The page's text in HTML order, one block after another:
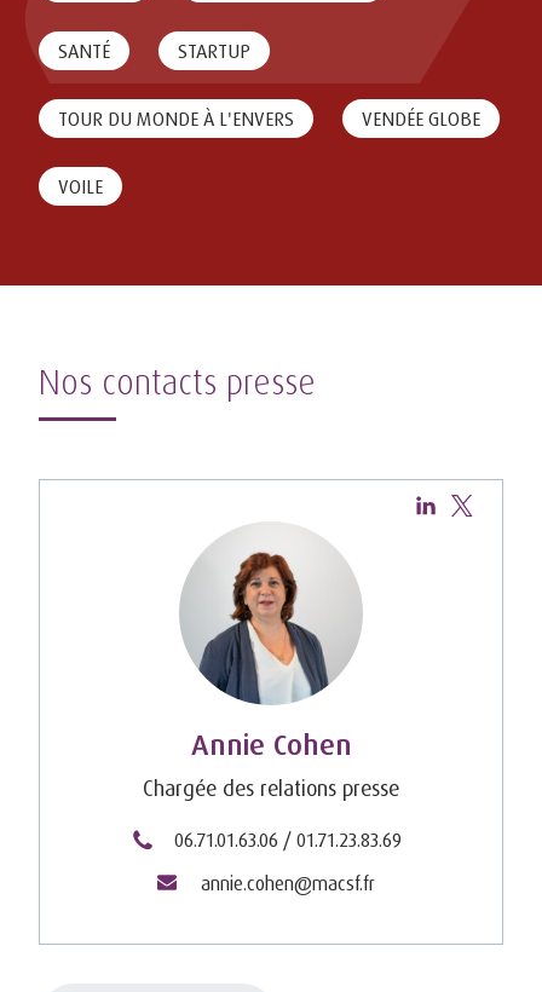
SANTÉ STARTUP
TOUR DU MONDE À L'ENVERS VENDÉE GLOBE
VOILE
Nos contacts presse
Annie Cohen
Chargée des relations presse
06.71.01.63.06 / 01.71.23.83.69
annie.cohen@macsf.fr